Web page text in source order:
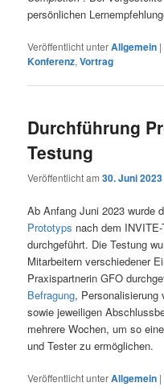
persönlichen
Veröffentlicht unterAllgemein |
Konferenz,Vortrag
Durchführung
Testung
Veröffentlicht am30. Juni 2023
Ab Anfang Juni 2023 wurde
Prototyps nach dem
durchgeführt. Die Testung
Mitarbeitern verschiedener
Praxispartnerin GFO
Befragung, Personalisierung
sowie jeweiligen
mehrere Wochen, um so
und Tester zu ermöglichen.
Veröffentlicht unterAllgemein |